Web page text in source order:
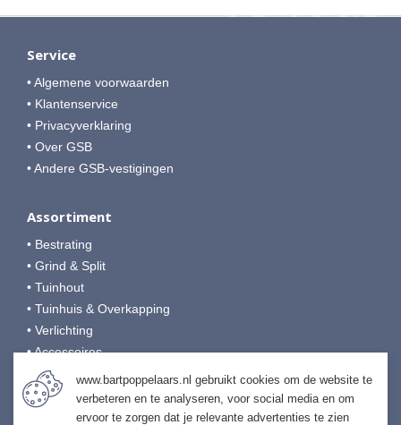
Service
• Algemene voorwaarden
• Klantenservice
• Privacyverklaring
• Over GSB
• Andere GSB-vestigingen
Assortiment
• Bestrating
• Grind & Split
• Tuinhout
• Tuinhuis & Overkapping
• Verlichting
• Accessoires
• Afwerking & Onderhoud
Bart Poppelaars Tuinmaterialen
www.bartpoppelaars.nl gebruikt cookies om de website te
verbeteren en te analyseren, voor social media en om
ervoor te zorgen dat je relevante advertenties te zien